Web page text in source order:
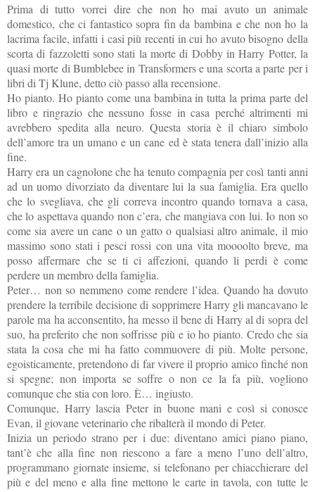
Prima di tutto vorrei dire che non ho mai avuto un animale
domestico, che ci fantastico sopra fin da bambina e che non ho la
lacrima facile, infatti i casi più recenti in cui ho avuto bisogno della
scorta di fazzoletti sono stati la morte di Dobby in Harry Potter, la
quasi morte di Bumblebee in Transformers e una scorta a parte per i
libri di Tj Klune, detto ciò passo alla recensione.
Ho pianto. Ho pianto come una bambina in tutta la prima parte del
libro e ringrazio che nessuno fosse in casa perché altrimenti mi
avrebbero spedita alla neuro. Questa storia è il chiaro simbolo
dell’amore tra un umano e un cane ed è stata tenera dall’inizio alla
fine.
Harry era un cagnolone che ha tenuto compagnia per così tanti anni
ad un uomo divorziato da diventare lui la sua famiglia. Era quello
che lo svegliava, che gli correva incontro quando tornava a casa,
che lo aspettava quando non c’era, che mangiava con lui. Io non so
come sia avere un cane o un gatto o qualsiasi altro animale, il mio
massimo sono stati i pesci rossi con una vita moooolto breve, ma
posso affermare che se ti ci affezioni, quando li perdi è come
perdere un membro della famiglia.
Peter… non so nemmeno come rendere l’idea. Quando ha dovuto
prendere la terribile decisione di sopprimere Harry gli mancavano le
parole ma ha acconsentito, ha messo il bene di Harry al di sopra del
suo, ha preferito che non soffrisse più e io ho pianto. Credo che sia
stata la cosa che mi ha fatto commuovere di più. Molte persone,
egoisticamente, pretendono di far vivere il proprio amico finché non
si spegne; non importa se soffre o non ce la fa più, vogliono
comunque che stia con loro. È… ingiusto.
Comunque, Harry lascia Peter in buone mani e così si conosce
Evan, il giovane veterinario che ribalterà il mondo di Peter.
Inizia un periodo strano per i due: diventano amici piano piano,
tant’è che alla fine non riescono a fare a meno l’uno dell’altro,
programmano giornate insieme, si telefonano per chiacchierare del
più e del meno e alla fine mettono le carte in tavola, con tutte le